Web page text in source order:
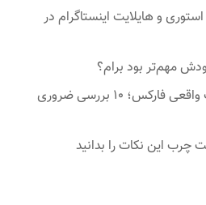
و هایلایت اینستاگرام در
مهم‌تر بود برام؟
چک‌لیست افتتاح حساب واقعی فارکس؛ ۱۰ بررسی ضروری
چرب این نکات را بدانید